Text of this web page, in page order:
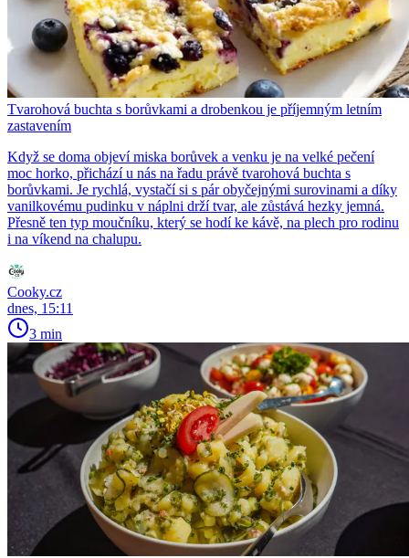
Tvarohová buchta s borůvkami a drobenkou je příjemným letním
zastavením
Když se doma objeví miska borůvek a venku je na velké pečení
moc horko, přichází u nás na řadu právě tvarohová buchta s
borůvkami. Je rychlá, vystačí si s pár obyčejnými surovinami a díky
vanilkovému pudinku v náplni drží tvar, ale zůstává hezky jemná.
Přesně ten typ moučníku, který se hodí ke kávě, na plech pro rodinu
i na víkend na chalupu.
Cooky.cz
dnes, 15:11
3 min